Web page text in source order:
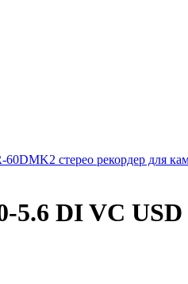
60DMK2 стерео рекордер для
5.6 DI VC